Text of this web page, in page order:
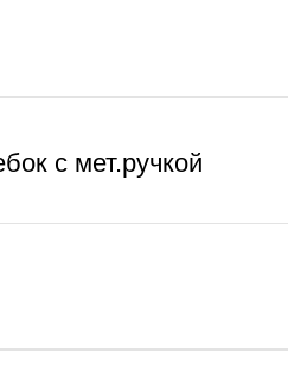
с мет.ручкой